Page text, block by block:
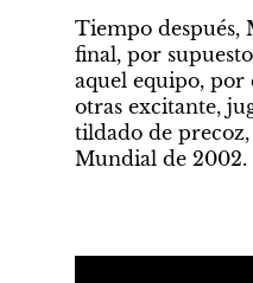
Tiempo después,
final, por
aquel equipo, por
otras excitante,
tildado de
Mundial de 2002.